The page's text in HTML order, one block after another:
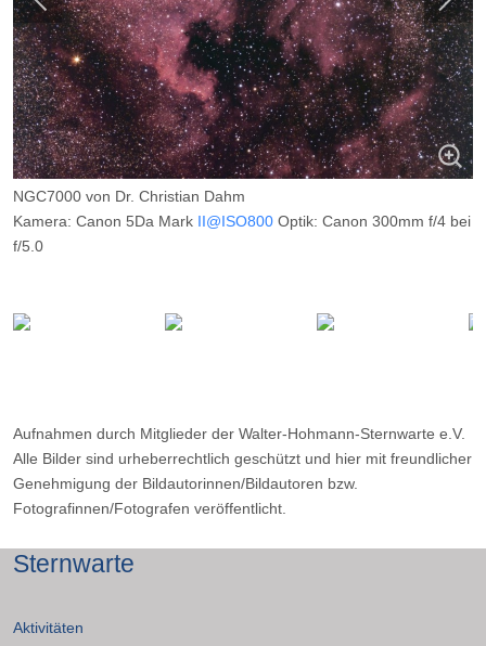
NGC7000 von Dr. Christian Dahm
Kamera: Canon 5Da Mark II@ISO800 Optik: Canon 300mm f/4 bei
f/5.0
Ort: Wilkenberg
Aufnahmen durch Mitglieder der Walter-Hohmann-Sternwarte e.V.
Alle Bilder sind urheberrechtlich geschützt und hier mit freundlicher
Genehmigung der Bildautorinnen/Bildautoren bzw.
Fotografinnen/Fotografen veröffentlicht.
Sternwarte
Aktivitäten